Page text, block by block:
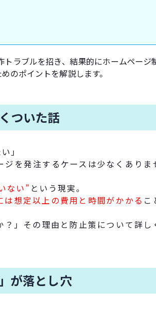
ラブルを招き、結果的にホームページ
のポイントを解説します。
ついた話
」
を発注するケースは少なくありま
ない” という現実。
は想定以上の費用と時間がかかる こ
」その理由と防止策について詳し
が落とし穴